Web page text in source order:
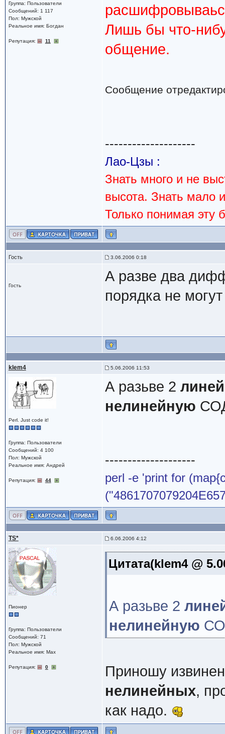
Группа: Пользователи
Сообщений: 1 117
Пол: Мужской
Реальное имя: Богдан
Репутация: 11
Лишь бы что-
общение.
Сообщение
--------------------
Лао-Цзы :
Знать много и не
высота. Знать мало
Только понимая эту
Гость 3.06.2006 0:18
Гость
А разве два
порядка не
klem4 5.06.2006 11:53
Perl. Just code it!
Группа: Пользователи
Сообщений: 4 100
Пол: Мужской
Реальное имя: Андрей
Репутация: 44
А разьве 2
нелинейную
--------------------
perl -e 'print for
TS* 6.06.2006 4:12
Пионер
Группа: Пользователи
Сообщений: 71
Пол: Мужской
Реальное имя: Max
Репутация: 0
Цитата(klem4 @
А разьве 2
нелинейную
Приношу
нелинейных,
как надо.